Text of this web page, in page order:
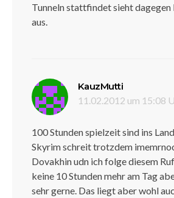
Tunneln stattfindet sieht dagegen
aus.
KauzMuttisagt:
11.02.2012 um 15:08
100 Stunden spielzeit sind ins
Skyrim schreit trotzdem
Dovakhin udn ich folge diesem
keine 10 Stunden mehr am Tag
sehr gerne. Das liegt aber wohl